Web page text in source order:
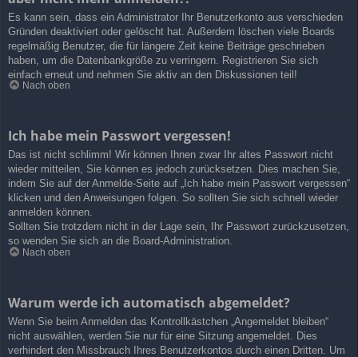
Es kann sein, dass ein Administrator Ihr Benutzerkonto aus verschieden
Gründen deaktiviert oder gelöscht hat. Außerdem löschen viele Boards
regelmäßig Benutzer, die für längere Zeit keine Beiträge geschrieben
haben, um die Datenbankgröße zu verringern. Registrieren Sie sich
einfach erneut und nehmen Sie aktiv an den Diskussionen teil!
Nach oben
Ich habe mein Passwort vergessen!
Das ist nicht schlimm! Wir können Ihnen zwar Ihr altes Passwort nicht
wieder mitteilen, Sie können es jedoch zurücksetzen. Dies machen Sie,
indem Sie auf der Anmelde-Seite auf „Ich habe mein Passwort vergessen“
klicken und den Anweisungen folgen. So sollten Sie sich schnell wieder
anmelden können.
Sollten Sie trotzdem nicht in der Lage sein, Ihr Passwort zurückzusetzen,
so wenden Sie sich an die Board-Administration.
Nach oben
Warum werde ich automatisch abgemeldet?
Wenn Sie beim Anmelden das Kontrollkästchen „Angemeldet bleiben“
nicht auswählen, werden Sie nur für eine Sitzung angemeldet. Dies
verhindert den Missbrauch Ihres Benutzerkontos durch einen Dritten. Um